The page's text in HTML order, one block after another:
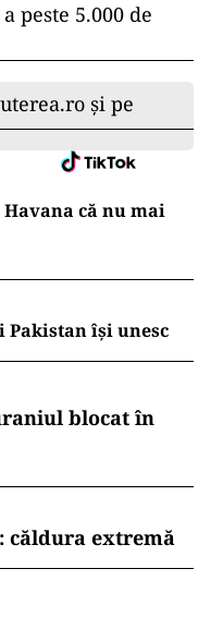
peste 5.000 de
și pe
că nu mai
Pakistan își unesc
blocat în
căldura extremă